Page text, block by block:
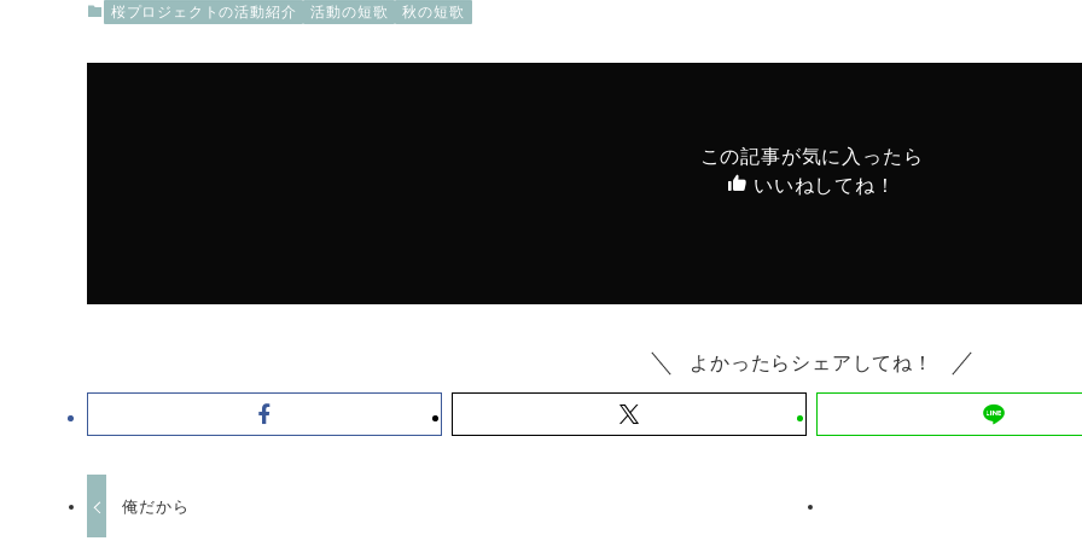
桜プロジェクトの活動紹介 活動の短歌 秋の短歌
この記事が気に入ったら
いいねしてね！
よかったらシェアしてね！
俺だから